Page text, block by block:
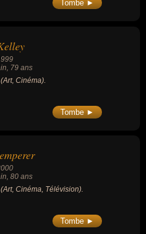
Tombe ►
, 79 ans
Cinéma).
Tombe ►
, 80 ans
Cinéma, Télévision).
Tombe ►